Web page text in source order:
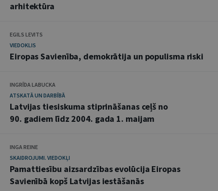
arhitektūra
EGILS LEVITS
VIEDOKLIS
Eiropas Savienība, demokrātija un populisma riski
INGRĪDA LABUCKA
ATSKATĀ UN DARBĪBĀ
Latvijas tiesiskuma stiprināšanas ceļš no
90. gadiem līdz 2004. gada 1. maijam
INGA REINE
SKAIDROJUMI. VIEDOKĻI
Pamattiesību aizsardzības evolūcija Eiropas
Savienībā kopš Latvijas iestāšanās